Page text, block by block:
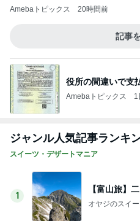
Amebaトピックス 20時間前
記事
役所の間違いで支
Amebaトピックス 1
ジャンル人気記事ランキ
スイーツ・デザートマニア
1
【富山旅】
オヤジのスイ